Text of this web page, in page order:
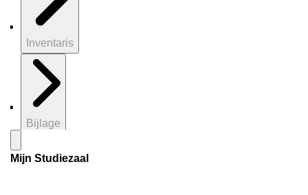
Inventaris
Bijlage
Mijn Studiezaal